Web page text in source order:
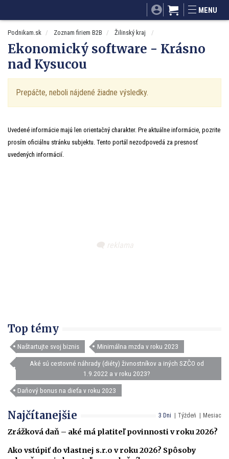
Mnamky-recepty.sk
MENU
Podnikam.sk Zoznam firiem B2B Žilinský kraj
Ekonomický software - Krásno
nad Kysucou
Prepáčte, neboli nájdené žiadne výsledky.
Uvedené informácie majú len orientačný charakter. Pre aktuálne informácie, pozrite
prosím oficiálnu stránku subjektu. Tento portál nezodpovedá za presnosť
uvedených informácií.
Top témy
Naštartujte svoj biznis Minimálna mzda v roku 2023
Aké sú cestovné náhrady (diéty) živnostníkov a iných SZČO od
1.9.2022 a v roku 2023?
Daňový bonus na dieťa v roku 2023
3 Dni Týždeň Mesiac
Najčítanejšie
Zrážková daň – aké má platiteľ povinnosti v roku 2026?
Ako vstúpiť do vlastnej s.r.o v roku 2026? Spôsoby